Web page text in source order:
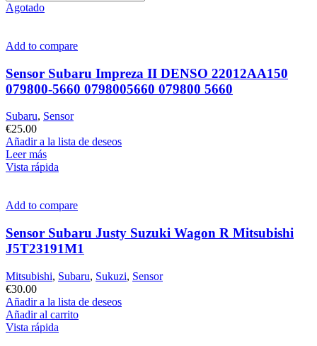
Agotado
Add to compare
Sensor Subaru Impreza II DENSO 22012AA150
079800-5660 0798005660 079800 5660
Subaru, Sensor
€25.00
Añadir a la lista de deseos
Leer más
Vista rápida
Add to compare
Sensor Subaru Justy Suzuki Wagon R Mitsubishi
J5T23191M1
Mitsubishi, Subaru, Sukuzi, Sensor
€30.00
Añadir a la lista de deseos
Añadir al carrito
Vista rápida